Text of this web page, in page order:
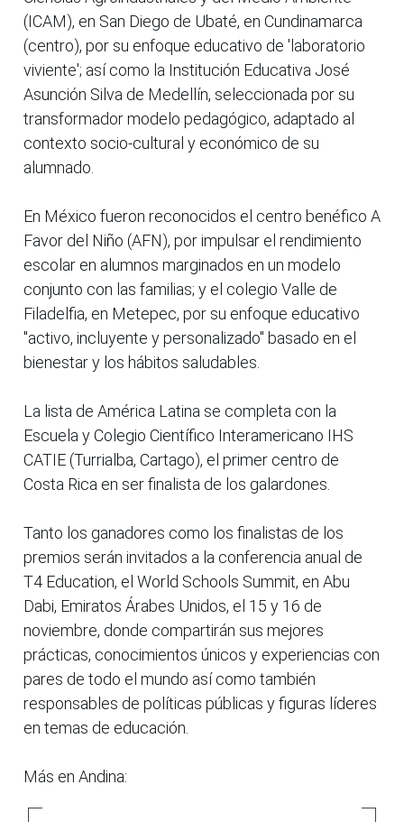
(ICAM), en San Diego de Ubaté, en Cundinamarca
(centro), por su enfoque educativo de 'laboratorio
viviente'; así como la Institución Educativa José
Asunción Silva de Medellín, seleccionada por su
transformador modelo pedagógico, adaptado al
contexto socio-cultural y económico de su
alumnado.
En México fueron reconocidos el centro benéfico A
Favor del Niño (AFN), por impulsar el rendimiento
escolar en alumnos marginados en un modelo
conjunto con las familias; y el colegio Valle de
Filadelfia, en Metepec, por su enfoque educativo
"activo, incluyente y personalizado" basado en el
bienestar y los hábitos saludables.
La lista de América Latina se completa con la
Escuela y Colegio Científico Interamericano IHS
CATIE (Turrialba, Cartago), el primer centro de
Costa Rica en ser finalista de los galardones.
Tanto los ganadores como los finalistas de los
premios serán invitados a la conferencia anual de
T4 Education, el World Schools Summit, en Abu
Dabi, Emiratos Árabes Unidos, el 15 y 16 de
noviembre, donde compartirán sus mejores
prácticas, conocimientos únicos y experiencias con
pares de todo el mundo así como también
responsables de políticas públicas y figuras líderes
en temas de educación.
Más en Andina: